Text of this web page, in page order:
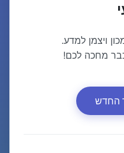
ויצמן למדע.
מחכה לכם!
החדש